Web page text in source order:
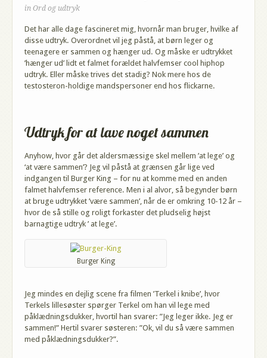
in Ord og udtryk
Det har alle dage fascineret mig, hvornår man bruger, hvilke af
disse udtryk. Overordnet vil jeg påstå, at børn leger og
teenagere er sammen og hænger ud. Og måske er udtrykket
’hænger ud’ lidt et falmet forældet halvfemser cool hiphop
udtryk. Eller måske trives det stadig? Nok mere hos de
testosteron-holdige mandspersoner end hos flickarne.
Udtryk for at lave noget sammen
Anyhow, hvor går det aldersmæssige skel mellem ’at lege’ og
‘at være sammen’? Jeg vil påstå at grænsen går lige ved
indgangen til Burger King – for nu at komme med en anden
falmet halvfemser reference. Men i al alvor, så begynder børn
at bruge udtrykket ’være sammen’, når de er omkring 10-12 år –
hvor de så stille og roligt forkaster det pludselig højst
barnagtige udtryk ’ at lege’.
Burger King
Jeg mindes en dejlig scene fra filmen ’Terkel i knibe’, hvor
Terkels lillesøster spørger Terkel om han vil lege med
påklædningsdukker, hvortil han svarer: ”Jeg leger ikke. Jeg er
sammen!” Hertil svarer søsteren: ”Ok, vil du så være sammen
med påklædningsdukker?”.